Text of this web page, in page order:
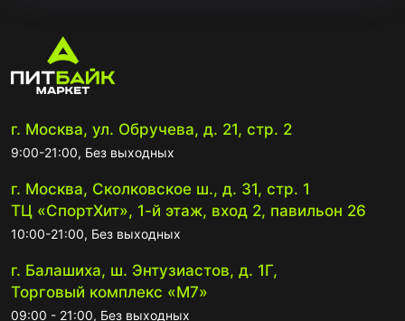
г. Москва, ул. Обручева, д. 21, стр. 2
9:00-21:00, Без выходных
г. Москва, Сколковское ш., д. 31, стр. 1
ТЦ «СпортХит», 1-й этаж, вход 2, павильон 26
10:00-21:00, Без выходных
г. Балашиха, ш. Энтузиастов, д. 1Г,
Торговый комплекс «М7»
09:00 - 21:00, Без выходных